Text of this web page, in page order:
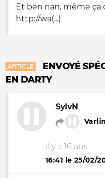
Et ben nan, même ça
http://wa(...)
ARTICLE
ENVOYÉ
EN DARTY
SylvN
Varlin
il y a 16 ans
16:41 le 25/02/